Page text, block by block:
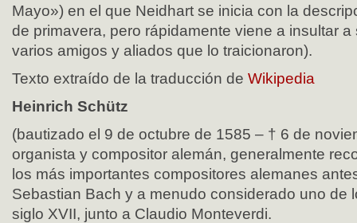
Mayo») en el que Neidhart se inicia con la
de primavera, pero rápidamente viene a insultar
varios amigos y aliados que lo traicionaron).
Texto extraído de la traducción de Wikipedia
Heinrich Schütz
(bautizado el 9 de octubre de 1585 – † 6 de
organista y compositor alemán, generalmente
los más importantes compositores alemanes
Sebastian Bach y a menudo considerado uno de
siglo XVII, junto a Claudio Monteverdi.